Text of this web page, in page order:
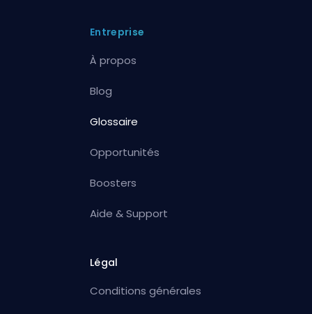
Entreprise
À propos
Blog
Glossaire
Opportunités
Boosters
Aide & Support
Légal
Conditions générales